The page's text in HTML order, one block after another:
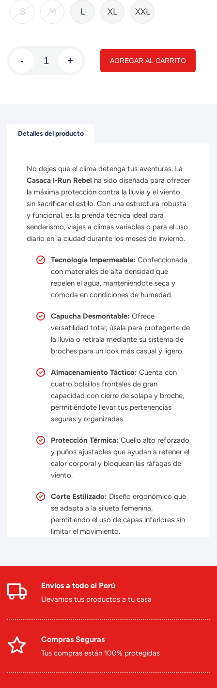
S M L XL XXL
- + AGREGAR AL CARRITO
Detalles del producto
No dejes que el clima detenga tus aventuras. La
Casaca I-Run Rebel ha sido diseñada para ofrecer
la máxima protección contra la lluvia y el viento
sin sacrificar el estilo. Con una estructura robusta
y funcional, es la prenda técnica ideal para
senderismo, viajes a climas variables o para el uso
diario en la ciudad durante los meses de invierno.
Tecnología Impermeable: Confeccionada
con materiales de alta densidad que
repelen el agua, manteniéndote seca y
cómoda en condiciones de humedad.
Capucha Desmontable: Ofrece
versatilidad total; úsala para protegerte de
la lluvia o retírala mediante su sistema de
broches para un look más casual y ligero.
Almacenamiento Táctico: Cuenta con
cuatro bolsillos frontales de gran
capacidad con cierre de solapa y broche,
permitiéndote llevar tus pertenencias
seguras y organizadas.
Protección Térmica: Cuello alto reforzado
y puños ajustables que ayudan a retener el
calor corporal y bloquean las ráfagas de
viento.
Corte Estilizado: Diseño ergonómico que
se adapta a la silueta femenina,
permitiendo el uso de capas inferiores sin
limitar el movimiento.
Envíos a todo el Perú
Llevamos tus productos a tu casa
Compras Seguras
Tus compras están 100% protegidas